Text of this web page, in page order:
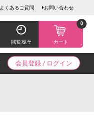
よくあるご質問 お問い合わせ
閲覧履歴 カート
0
会員登録 / ログイン